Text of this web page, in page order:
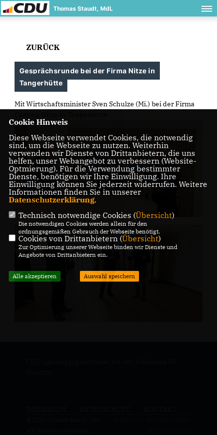
Thomas Staudt, MdL
ZURÜCK
Gesprächsrunde bei der Firma Nitze in
Tangerhütte
Mit Wirtschaftsminister Sven Schulze (Mi.) bei der Firma
Cookie Hinweis
Diese Webseite verwendet Cookies, die notwendig
sind, um die Webseite zu nutzen. Weiterhin
verwenden wir Dienste von Drittanbietern, die uns
helfen, unser Webangebot zu verbessern (Website-
Optmierung). Für die Verwendung bestimmter
Dienste, benötigen wir Ihre Einwilligung. Ihre
Einwilligung können Sie jederzeit widerrufen. Weitere
Informationen finden Sie in unserer
Datenschutzerklärung.
Technisch notwendige Cookies (Übersicht)
Die notwendigen Cookies werden allein für den
ordnungsgemäßen Gebrauch der Webseite benötigt.
Cookies von Drittanbietern (Übersicht)
Zur Optimierung unserer Webseite binden wir Dienste und
Angebote von Drittanbietern ein.
Alle akzeptieren Auswahl speichern